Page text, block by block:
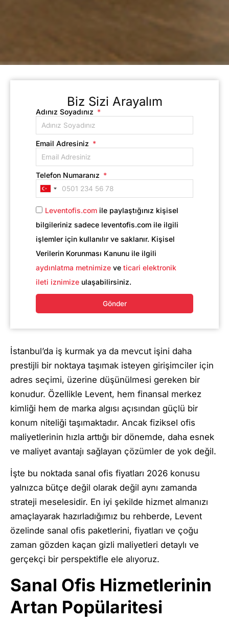
Biz Sizi Arayalım
Adınız Soyadınız
Email Adresiniz
Telefon Numaranız
Turkey
+90
Leventofis.com ile paylaştığınız kişisel
bilgileriniz sadece leventofis.com ile ilgili
işlemler için kullanılır ve saklanır. Kişisel
Verilerin Korunması Kanunu ile ilgili
aydınlatma metnimize ve ticari elektronik
ileti iznimize ulaşabilirsiniz.
Gönder
İstanbul’da iş kurmak ya da mevcut işini daha
prestijli bir noktaya taşımak isteyen girişimciler için
adres seçimi, üzerine düşünülmesi gereken bir
konudur. Özellikle Levent, hem finansal merkez
kimliği hem de marka algısı açısından güçlü bir
konum niteliği taşımaktadır. Ancak fiziksel ofis
maliyetlerinin hızla arttığı bir dönemde, daha esnek
ve maliyet avantajı sağlayan çözümler de yok değil.
İşte bu noktada sanal ofis fiyatları 2026 konusu
yalnızca bütçe değil olarak değil aynı zamanda
strateji meselesidir. En iyi şekilde hizmet almanızı
amaçlayarak hazırladığımız bu rehberde, Levent
özelinde sanal ofis paketlerini, fiyatları ve çoğu
zaman gözden kaçan gizli maliyetleri detaylı ve
gerçekçi bir perspektifle ele alıyoruz.
Sanal Ofis Hizmetlerinin
Artan Popülaritesi